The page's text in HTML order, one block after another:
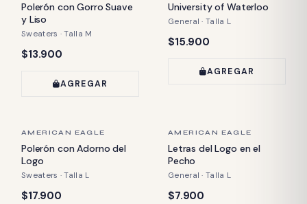
Polerón con Gorro Suave
y Liso
Sweaters · Talla M
Precio:
$13.900
AGREGAR
University of Waterloo
General · Talla L
Precio:
$15.900
AGREGAR
ÚLTIMA PIEZA
AMERICAN EAGLE
Polerón con Adorno del
Logo
Sweaters · Talla L
Precio:
$17.900
ÚLTIMA PIEZA
AMERICAN EAGLE
Letras del Logo en el
Pecho
General · Talla L
Precio:
$7.900